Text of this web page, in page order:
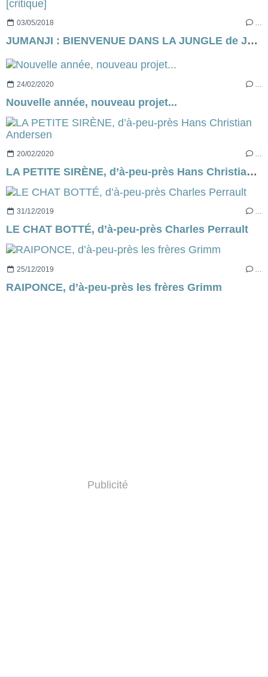
03/05/2018 …
JUMANJI : BIENVENUE DANS LA JUNGLE de Jake Kasdan. JUMANJI 2, avec une allitération [critique]
24/02/2020
Nouvelle année, nouveau projet...
20/02/2020 …
LA PETITE SIRÈNE, d’à-peu-près Hans Christian Andersen
31/12/2019 …
LE CHAT BOTTÉ, d’à-peu-près Charles Perrault
25/12/2019
RAIPONCE, d’à-peu-près les frères Grimm
Publicité